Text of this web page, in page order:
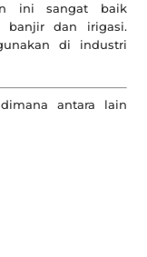
ini sangat baik
banjir dan irigasi.
di industri
antara lain